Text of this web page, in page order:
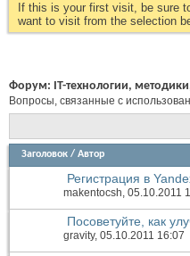
If this is your first visit, be sure
want to visit from the selection
Форум: IT-технологии,
Вопросы, связанные с
Заголовок / Автор
Регистрация в
makentocsh, 05.10.2011
Посоветуйте, как
gravity, 05.10.2011 16:07